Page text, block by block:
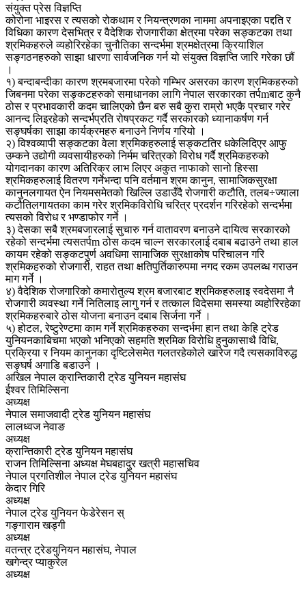
संयुक्त प्रेस विज्ञप्ति
कोरोना भाइरस र त्यसको रोकथाम र नियन्त्रणका नाममा अपनाइएका पद्दति र
विधिका कारण देसभित्र र वैदेशिक रोजगारीका क्षेत्रमा परेका सङ्कटका तथा
श्रमिकहरुले व्यहोरिरहेका चुनौतिका सन्दर्भमा श्रमक्षेत्रमा क्रियाशिल
सङ्गठनहरुको साझा धारणा सार्वजनिक गर्न यो संयुक्त विज्ञप्ति जारि गरेका छौं
।
१) बन्दाबन्दीका कारण श्रमबजारमा परेको गम्भिर असरका कारण श्रमिकहरुको
जिबनमा परेका सङ्कटहरुको समाधानका लागि नेपाल सरकारका तर्पmबाट कुनै
ठोस र प्रभावकारी कदम चालिएको छैन बरु सबै कुरा राम्रो भएकै प्रचार गरेर
आनन्द लिइरहेको सन्दर्भप्रति रोषप्रकट गर्दै सरकारको ध्यानाकर्षण गर्न
सङ्घर्षका साझा कार्यक्रमहरु बनाउने निर्णय गरियो ।
२) विश्वव्यापी सङ्कटका वेला श्रमिकहरुलाई सङ्कटतिर धकेलिदिएर आफु
उम्कने उद्योगी व्यवसायीहरुको निर्मम चरित्रको विरोध गर्दै श्रमिकहरुको
योगदानका कारण अतिरिक्र लाभ लिएर अकुत नाफाको सानो हिस्सा
श्रमिकहरुलाई वितरण गर्नेभन्दा पनि वर्तमान श्रम कानुन, सामाजिकसुरक्षा
कानुनलगायत ऐन नियमसमेतको खिल्लि उडाउँदै रोजगारी कटौति, तलब÷ज्याला
कटौतिलगायतका काम गरेर श्रमिकविरोधि चरित्र प्रदर्शन गरिरहेको सन्दर्भमा
त्यसको विरोध र भण्डाफोर गर्ने ।
३) देसका सबै श्रमबजारलाई सुचारु गर्न वातावरण बनाउने दायित्व सरकारको
रहेको सन्दर्भमा त्यसतर्पm ठोस कदम चाल्न सरकारलाई दबाब बढाउने तथा हाल
कायम रहेको सङ्कटपुर्ण अवधिमा सामाजिक सुरक्षाकोष परिचालन गरि
श्रमिकहरुको रोजगारी, राहत तथा क्षतिपुर्तिकारुपमा नगद रकम उपलब्ध गराउन
माग गर्ने ।
४) वैदेशिक रोजगारिको कमारोतुल्य श्रम बजारबाट श्रमिकहरुलाइ स्वदेसमा नै
रोजगारी व्यवस्था गर्ने नितिलाइ लागु गर्न र तत्काल विदेसमा समस्या व्यहोरिरहेका
श्रमिकहरुबारे ठोस योजना बनाउन दबाब सिर्जना गर्ने ।
५) होटल, रेष्टुरेण्टमा काम गर्ने श्रमिकहरुका सन्दर्भमा हान तथा केहि ट्रेड
युनियनकाबिचमा भएको भनिएको सहमति श्रमिक विरोधि हुनुकासाथै विधि,
प्रक्रिया र नियम कानुनका दृष्टिलेसमेत गलतरहेकोले खारेज गदै त्यसकाविरुद्ध
सङ्घर्ष अगाडि बडाउने ।
अखिल नेपाल क्रान्तिकारी ट्रेड युनियन महासंघ
ईश्वर तिमिल्सिना
अध्यक्ष
नेपाल समाजवादी ट्रेड युनियन महासंघ
लालध्वज नेवाङ
अध्यक्ष
क्रान्तिकारी ट्रेड युनियन महासंघ
राजन तिमिल्सिना अध्यक्ष मेघबहादुर खत्री महासचिव
नेपाल प्रगतिशील नेपाल ट्रेड युनियन महासंघ
केदार गिरि
अध्यक्ष
नेपाल ट्रेड युनियन फेडेरेसन स्
गङ्गाराम खड्गी
अध्यक्ष
वतन्त्र ट्रेडयुनियन महासंघ, नेपाल
खगेन्द्र प्याकुरेल
अध्यक्ष